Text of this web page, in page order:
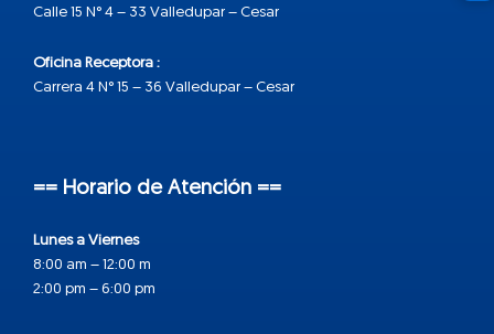
Calle 15 N° 4 – 33 Valledupar – Cesar
Oficina Receptora :
Carrera 4 N° 15 – 36 Valledupar – Cesar
== Horario de Atención ==
Lunes a Viernes
8:00 am – 12:00 m
2:00 pm – 6:00 pm